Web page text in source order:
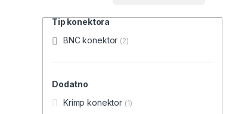
Tip konektora
BNC konektor (2)
Dodatno
Krimp konektor (1)